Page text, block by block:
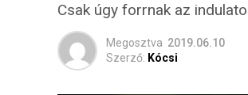
Csak úgy forrnak az
Megosztva 2019.06.10
Szerző: Kócsi